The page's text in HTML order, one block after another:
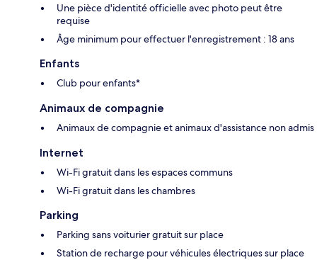
Une pièce d'identité officielle avec photo peut être
requise
Âge minimum pour effectuer l'enregistrement : 18 ans
Enfants
Club pour enfants*
Animaux de compagnie
Animaux de compagnie et animaux d'assistance non admis
Internet
Wi-Fi gratuit dans les espaces communs
Wi-Fi gratuit dans les chambres
Parking
Parking sans voiturier gratuit sur place
Station de recharge pour véhicules électriques sur place